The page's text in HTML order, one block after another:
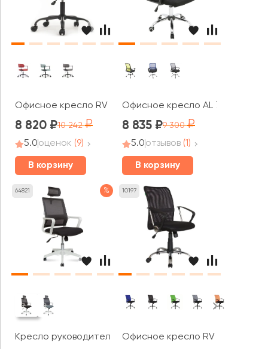
Офисное кресло RV ДИЗАЙН Колин / Kolin (W-231)
8 820 10 242
5.0оценок (9)
В корзину
Офисное кресло AL 776
8 835 9 300
5.0отзывов (1)
В корзину
64821 %
Кресло руководителя Norden Бит белый пластик
10197
Офисное кресло RV ЧЕЙР